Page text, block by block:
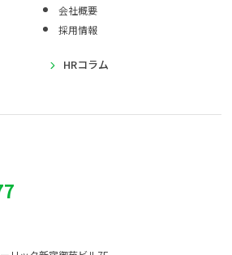
会社概要
採用情報
HRコラム